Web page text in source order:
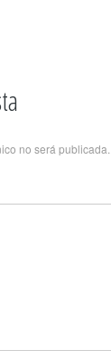
no será publicada.